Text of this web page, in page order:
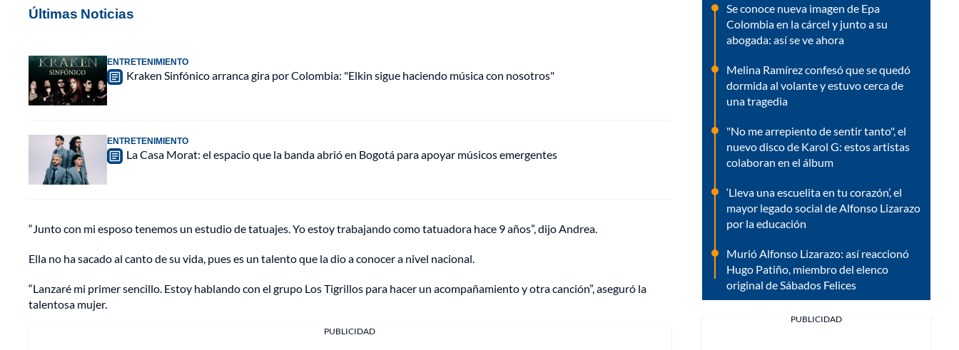
Últimas Noticias
ENTRETENIMIENTO
Kraken Sinfónico arranca gira por Colombia: "Elkin sigue haciendo música con nosotros"
ENTRETENIMIENTO
La Casa Morat: el espacio que la banda abrió en Bogotá para apoyar músicos emergentes
“Junto con mi esposo tenemos un estudio de tatuajes. Yo estoy trabajando como tatuadora hace 9 años”, dijo Andrea.
Ella no ha sacado al canto de su vida, pues es un talento que la dio a conocer a nivel nacional.
“Lanzaré mi primer sencillo. Estoy hablando con el grupo Los Tigrillos para hacer un acompañamiento y otra canción”, aseguró la
talentosa mujer.
PUBLICIDAD
Se conoce nueva imagen de Epa
Colombia en la cárcel y junto a su
abogada: así se ve ahora
Melina Ramírez confesó que se quedó
dormida al volante y estuvo cerca de
una tragedia
"No me arrepiento de sentir tanto", el
nuevo disco de Karol G: estos artistas
colaboran en el álbum
‘Lleva una escuelita en tu corazón’, el
mayor legado social de Alfonso Lizarazo
por la educación
Murió Alfonso Lizarazo: así reaccionó
Hugo Patiño, miembro del elenco
original de Sábados Felices
PUBLICIDAD